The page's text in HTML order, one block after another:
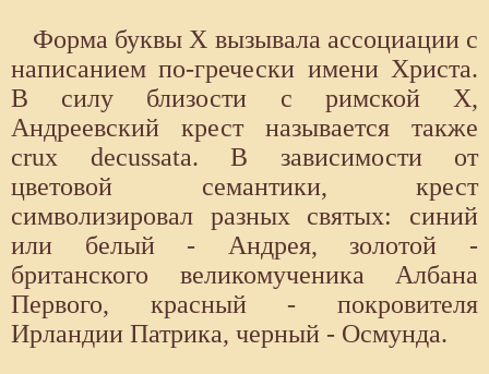
Форма буквы X вызывала ассоциации с
написанием по-гречески имени Христа.
В силу близости с римской X,
Андреевский крест называется также
crux decussata. В зависимости от
цветовой семантики, крест
символизировал разных святых: синий
или белый - Андрея, золотой -
британского великомученика Албана
Первого, красный - покровителя
Ирландии Патрика, черный - Осмунда.